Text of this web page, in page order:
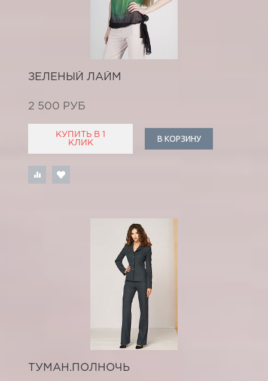
ЗЕЛЕНЫЙ ЛАЙМ
2 500 РУБ
КУПИТЬ В 1
КЛИК
В КОРЗИНУ
ТУМАН.ПОЛНОЧЬ